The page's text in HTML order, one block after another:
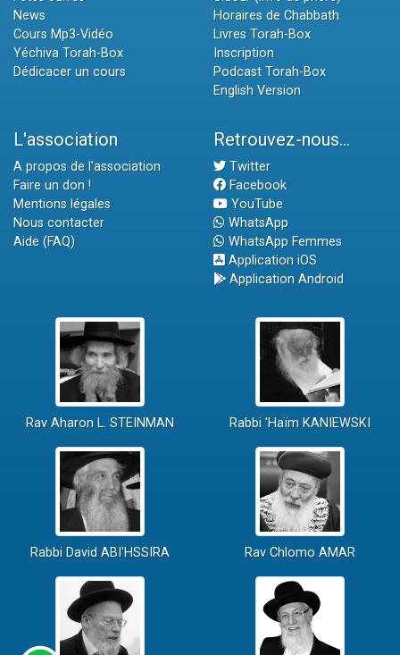
News
Cours Mp3-Vidéo
Yéchiva Torah-Box
Dédicacer un cours
Horaires de Chabbath
Livres Torah-Box
Inscription
Podcast Torah-Box
English Version
L'association
A propos de l'association
Faire un don !
Mentions légales
Nous contacter
Aide (FAQ)
Retrouvez-nous...
Twitter
Facebook
YouTube
WhatsApp
WhatsApp Femmes
Application iOS
Application Android
Rav Aharon L. STEINMAN Rabbi 'Haïm KANIEWSKI
Rabbi David ABI'HSSIRA Rav Chlomo AMAR